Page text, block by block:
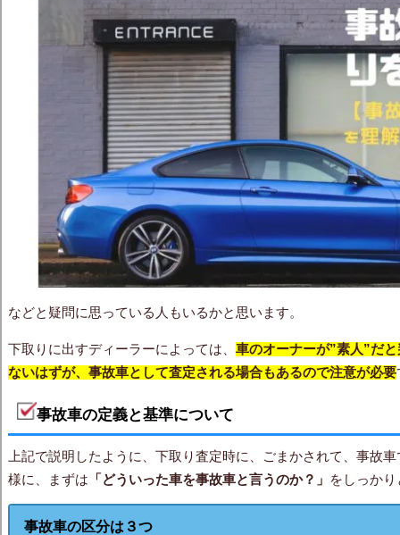
などと疑問に思っている人もいるかと思います。
下取りに出すディーラーによっては、 車のオーナーが”素人”だ
ないはずが、事故車として査定される場合もあるので注意が必要
事故車の定義と基準について
上記で説明したように、下取り査定時に、ごまかされて、事故
様に、まずは 「どういった車を事故車と言うのか？」 をしっか
事故車の区分は３つ